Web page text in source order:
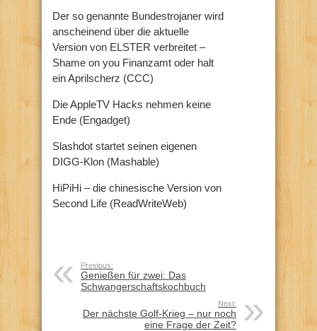
Der so genannte Bundestrojaner wird
anscheinend über die aktuelle
Version von ELSTER verbreitet –
Shame on you Finanzamt oder halt
ein Aprilscherz (CCC)
Die AppleTV Hacks nehmen keine
Ende (Engadget)
Slashdot startet seinen eigenen
DIGG-Klon (Mashable)
HiPiHi – die chinesische Version von
Second Life (ReadWriteWeb)
Previous:
Genießen für zwei: Das
Schwangerschaftskochbuch
Next:
Der nächste Golf-Krieg – nur noch
eine Frage der Zeit?